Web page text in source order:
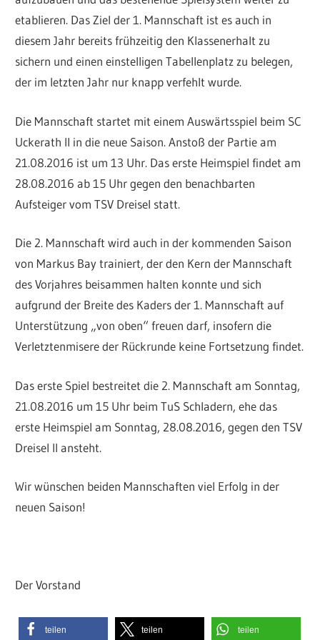
etablieren. Das Ziel der 1. Mannschaft ist es auch in
diesem Jahr bereits frühzeitig den Klassenerhalt zu
sichern und einen einstelligen Tabellenplatz zu belegen,
der im letzten Jahr nur knapp verfehlt wurde.
Die Mannschaft startet mit einem Auswärtsspiel beim SC
Uckerath II in die neue Saison. Anstoß der Partie am
21.08.2016 ist um 13 Uhr. Das erste Heimspiel findet am
28.08.2016 ab 15 Uhr gegen den benachbarten
Aufsteiger vom TSV Dreisel statt.
Die 2. Mannschaft wird auch in der kommenden Saison
von Markus Bay trainiert, der den Kern der Mannschaft
des Vorjahres beisammen halten konnte und sich
aufgrund der Breite des Kaders der 1. Mannschaft auf
Unterstützung „von oben“ freuen darf, insofern die
Verletztenmisere der Rückrunde keine Fortsetzung findet.
Das erste Spiel bestreitet die 2. Mannschaft am Sonntag,
21.08.2016 um 15 Uhr beim TuS Schladern, ehe das
erste Heimspiel am Sonntag, 28.08.2016, gegen den TSV
Dreisel II ansteht.
Wir wünschen beiden Mannschaften viel Erfolg in der
neuen Saison!
Der Vorstand
teilen teilen teilen